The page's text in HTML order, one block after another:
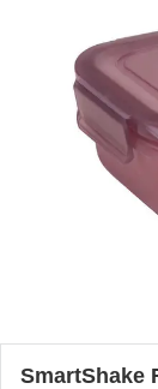
SmartShake